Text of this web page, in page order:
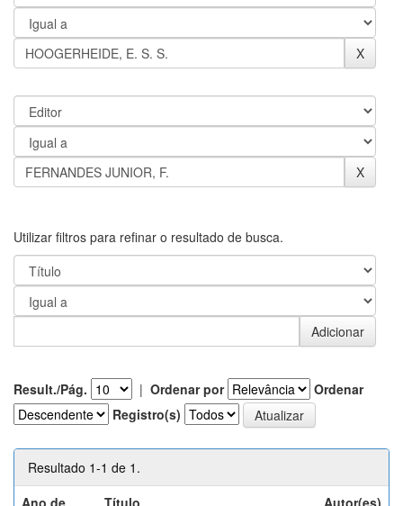
Utilizar filtros para refinar o resultado de busca.
Result./Pág. | Ordenar por
Ordenar
Registro(s)
Resultado 1-1 de 1.
Ano de
Título Autor(es)